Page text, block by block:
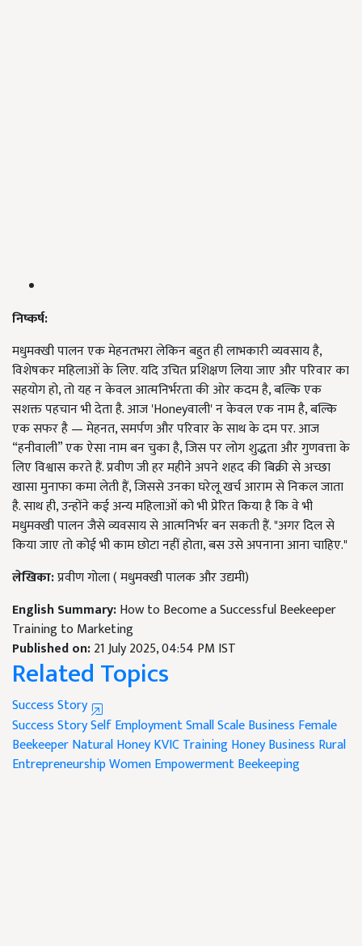
निष्कर्ष:
मधुमक्खी पालन एक मेहनतभरा लेकिन बहुत ही लाभकारी व्यवसाय है,
विशेषकर महिलाओं के लिए. यदि उचित प्रशिक्षण लिया जाए और परिवार का
सहयोग हो, तो यह न केवल आत्मनिर्भरता की ओर कदम है, बल्कि एक
सशक्त पहचान भी देता है. आज 'Honeyवाली' न केवल एक नाम है, बल्कि
एक सफर है — मेहनत, समर्पण और परिवार के साथ के दम पर. आज
“हनीवाली” एक ऐसा नाम बन चुका है, जिस पर लोग शुद्धता और गुणवत्ता के
लिए विश्वास करते हैं. प्रवीण जी हर महीने अपने शहद की बिक्री से अच्छा
खासा मुनाफा कमा लेती हैं, जिससे उनका घरेलू खर्च आराम से निकल जाता
है. साथ ही, उन्होंने कई अन्य महिलाओं को भी प्रेरित किया है कि वे भी
मधुमक्खी पालन जैसे व्यवसाय से आत्मनिर्भर बन सकती हैं. "अगर दिल से
किया जाए तो कोई भी काम छोटा नहीं होता, बस उसे अपनाना आना चाहिए."
लेखिका:प्रवीण गोला ( मधुमक्खी पालक और उद्यमी)
English Summary:How to Become a Successful Beekeeper
Training to Marketing
Published on:21 July 2025, 04:54 PM IST
Related Topics
Success Story
Success StorySelf EmploymentSmall Scale Business Female
BeekeeperNatural HoneyKVIC TrainingHoney Business Rural
EntrepreneurshipWomen EmpowermentBeekeeping